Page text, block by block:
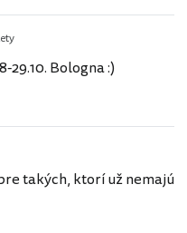
29.10. Bologna :)
takých, ktorí už nemajú